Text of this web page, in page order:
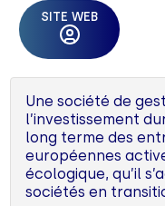
SITE WEB
Une société de
l’investissement
long terme des
européennes
écologique, qu’il
sociétés en